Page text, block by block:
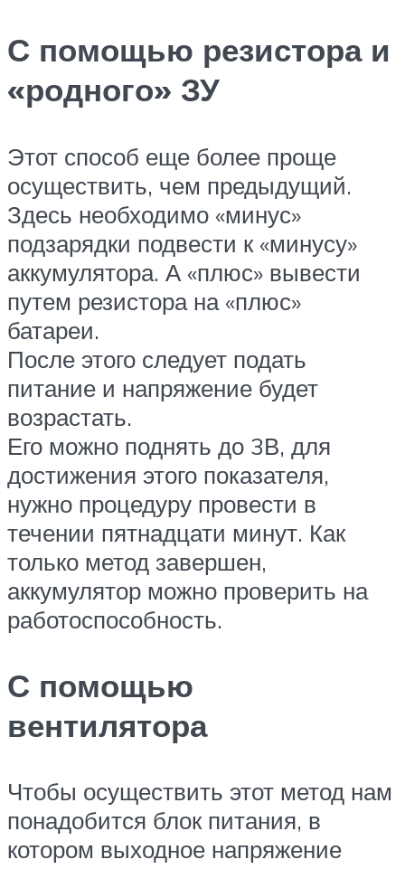
С помощью резистора и
«родного» ЗУ
Этот способ еще более проще
осуществить, чем предыдущий.
Здесь необходимо «минус»
подзарядки подвести к «минусу»
аккумулятора. А «плюс» вывести
путем резистора на «плюс»
батареи.
После этого следует подать
питание и напряжение будет
возрастать.
Его можно поднять до 3В, для
достижения этого показателя,
нужно процедуру провести в
течении пятнадцати минут. Как
только метод завершен,
аккумулятор можно проверить на
работоспособность.
С помощью
вентилятора
Чтобы осуществить этот метод нам
понадобится блок питания, в
котором выходное напряжение